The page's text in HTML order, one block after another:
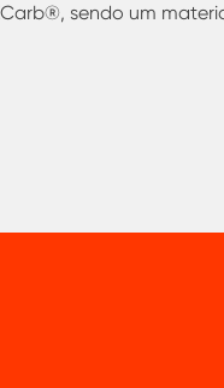
®, sendo um